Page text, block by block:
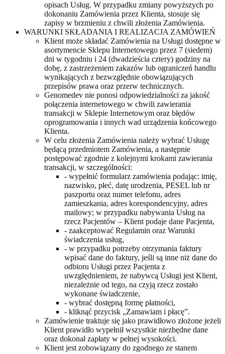
opisach Usług. W przypadku zmiany powyższych po
dokonaniu Zamówienia przez Klienta, stosuje się
zapisy w brzmieniu z chwili złożenia Zamówienia.
WARUNKI SKŁADANIA I REALIZACJA ZAMÓWIEŃ
Klient może składać Zamówienia na Usługi dostępne w
asortymencie Sklepu Internetowego przez 7 (siedem)
dni w tygodniu i 24 (dwadzieścia cztery) godziny na
dobę, z zastrzeżeniem zakazów lub ograniczeń handlu
wynikających z bezwzględnie obowiązujących
przepisów prawa oraz przerw technicznych.
Genomedev nie ponosi odpowiedzialności za jakość
połączenia internetowego w chwili zawierania
transakcji w Sklepie Internetowym oraz błędów
oprogramowania i innych wad urządzenia końcowego
Klienta.
W celu złożenia Zamówienia należy wybrać Usługę
będącą przedmiotem Zamówienia, a następnie
postępować zgodnie z kolejnymi krokami zawierania
transakcji, w szczególności:
- wypełnić formularz zamówienia podając: imię,
nazwisko, płeć, datę urodzenia, PESEL lub nr
paszportu oraz numer telefonu, adres
zamieszkania, adres korespondencyjny, adres
mailowy; w przypadku nabywania Usług na
rzecz Pacjentów – Klient podaje dane Pacjenta,
- zaakceptować Regulamin oraz Warunki
świadczenia usług,
- w przypadku potrzeby otrzymania faktury
wpisać dane do faktury, jeśli są inne niż dane do
odbioru Usługi przez Pacjenta z
uwzględnieniem, że nabywcą Usługi jest Klient,
niezależnie od tego, na czyją rzecz zostało
wykonane świadczenie,
- wybrać dostępną formę płatności,
- kliknąć przycisk „Zamawiam i płacę”.
Zamówienie traktuje się jako prawidłowo złożone jeżeli
Klient prawidło wypełnił wszystkie niezbędne dane
oraz dokonał zapłaty w pełnej wysokości.
Klient jest zobowiązany do zgodnego ze stanem